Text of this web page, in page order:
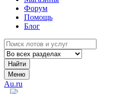
Форум
Помощь
Блог
Найти
Меню
Au.ru